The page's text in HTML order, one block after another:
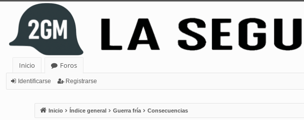
Inicio
Foros
Identificarse Registrarse
Inicio Índice general Guerra fría Consecuencias